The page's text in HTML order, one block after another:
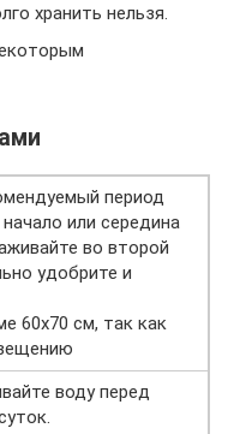
хранить нельзя.
период
или середина
во второй
удобрите и
60х70 см, так как
воду перед